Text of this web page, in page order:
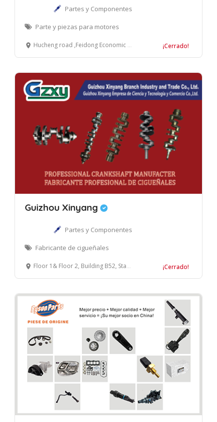
Partes y Componentes
Parte y piezas para motores
Hucheng road ,Feidong Economic Development Area,Hefei City, Anhui Province, China ¡Cerrado!
Guizhou Xinyang
Partes y Componentes
Fabricante de cigueñales
Floor 1& Floor 2, Building B52, Standard Building, NO.299, Zongbao Road, Guiyang Free Trade Zone, Guiyang, China 550017 ¡Cerrado!